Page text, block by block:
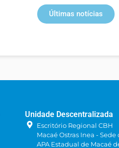
Últimas notícias
Unidade Descentralizada
Escritório Regional CBH
Macaé Ostras Inea - Sede
APA Estadual de Macaé